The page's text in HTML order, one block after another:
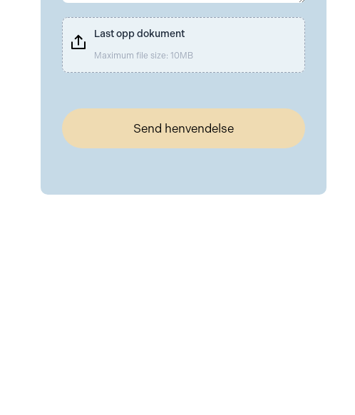
Last opp dokument
Maximum file size: 10MB
Send henvendelse